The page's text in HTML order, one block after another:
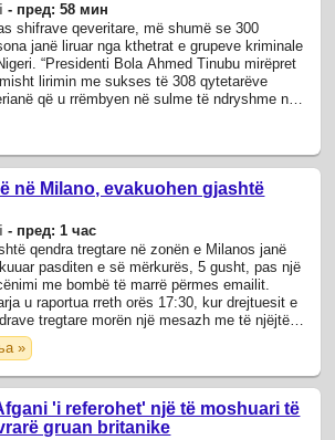
- пред: 58 мин
shifrave qeveritare, më shumë se 300
janë liruar nga kthetrat e grupeve kriminale
“Presidenti Bola Ahmed Tinubu mirëpret
lirimin me sukses të 308 qytetarëve
që u rrëmbyen në sulme të ndryshme në
në Milano, evakuohen gjashtë
- пред: 1 час
qendra tregtare në zonën e Milanos janë
pasditen e së mërkurës, 5 gusht, pas një
me bombë të marrë përmes emailit.
u raportua rreth orës 17:30, kur drejtuesit e
tregtare morën një mesazh me të njëjtën
dhe me subjektin “Lexo ...
»
'i referohet' një të moshuari të
gruan britanike